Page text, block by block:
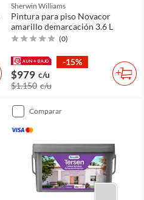
Sherwin Williams
Pintura para piso Novacor
amarillo demarcación 3.6 L
(0)
-15%
$979 c/u
$1.150 c/u
comparar